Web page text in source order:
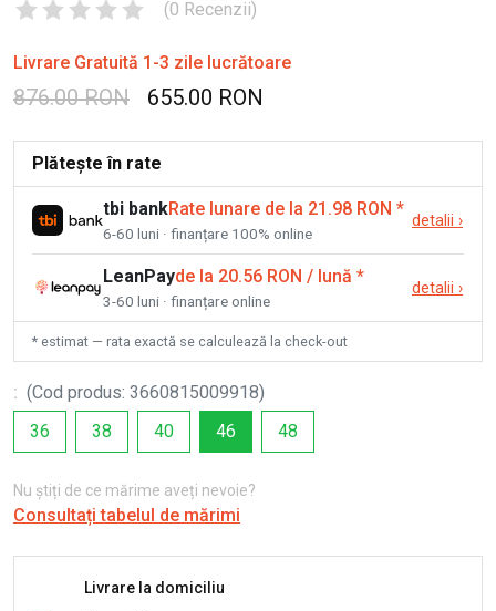
(0 Recenzii)
Livrare Gratuită 1-3 zile lucrătoare
876.00 RON 655.00 RON
Plătește în rate
tbi bankRate lunare de la 21.98 RON *
6-60 luni · finanțare 100% online
detalii ›
LeanPayde la 20.56 RON / lună *
3-60 luni · finanțare online
detalii ›
* estimat — rata exactă se calculează la check-out
: (Cod produs: 3660815009918)
36
38 40 46 48
Nu știți de ce mărime aveți nevoie?
Consultați tabelul de mărimi
Livrare la domiciliu